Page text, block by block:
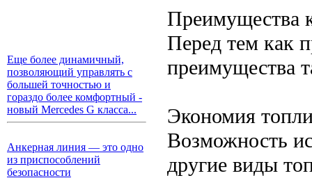
Еще более динамичный,
позволяющий управлять с
большей точностью и
гораздо более комфортный -
новый Mercedes G класса...
Анкерная линия — это одно
из приспособлений
безопасности
Преимущества
Перед тем как
преимущества
Экономия
Возможность
другие виды